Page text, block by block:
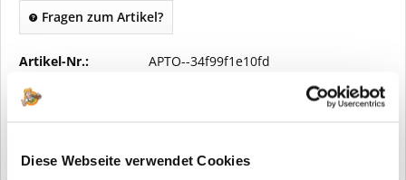
Diese Webseite verwendet Cookies
Fragen zum Artikel?
Artikel-Nr.: APTO--34f99f1e10fd
Vorteile